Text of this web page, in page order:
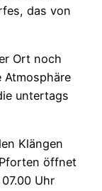
das von
Ort noch
Atmosphäre
untertags
Klängen
öffnet
Uhr